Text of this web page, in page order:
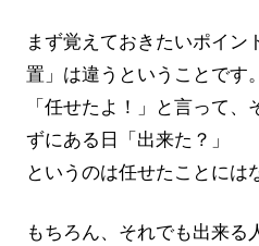
まず覚えておきたいポイン
置」は違うということです。
「任せたよ！」と言って
ずにある日「出来た？」
というのは任せたことには
もちろん、それでも出来る